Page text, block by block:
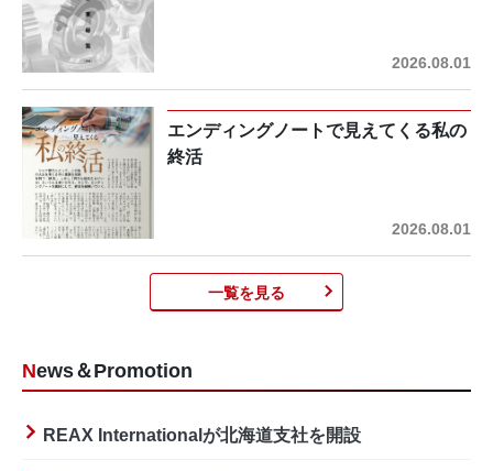
2026.08.01
エンディングノートで見えてくる私の
終活
2026.08.01
一覧を見る
News＆Promotion
REAX Internationalが北海道支社を開設